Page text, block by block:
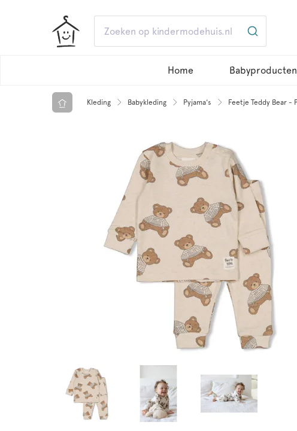
Home Babyproducten
Kleding Babykleding Pyjama's Feetje Teddy Bear -